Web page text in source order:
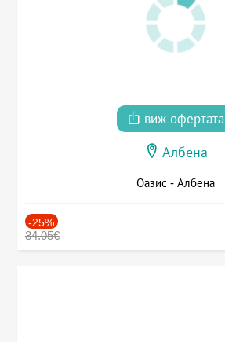
виж офертата
Албена
Оазис - Албена
-25%
34.05€